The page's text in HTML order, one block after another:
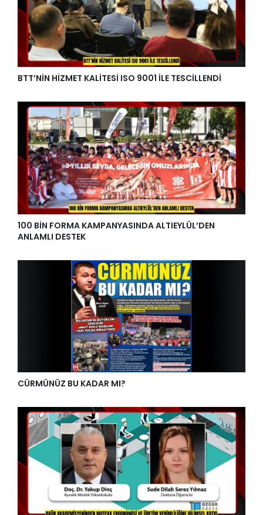
BTT’NİN HİZMET KALİTESİ ISO 9001 İLE TESCİLLENDİ
100 BİN FORMA KAMPANYASINDA ALTIEYLÜL’DEN
ANLAMLI DESTEK
CÜRMÜNÜZ BU KADAR MI?